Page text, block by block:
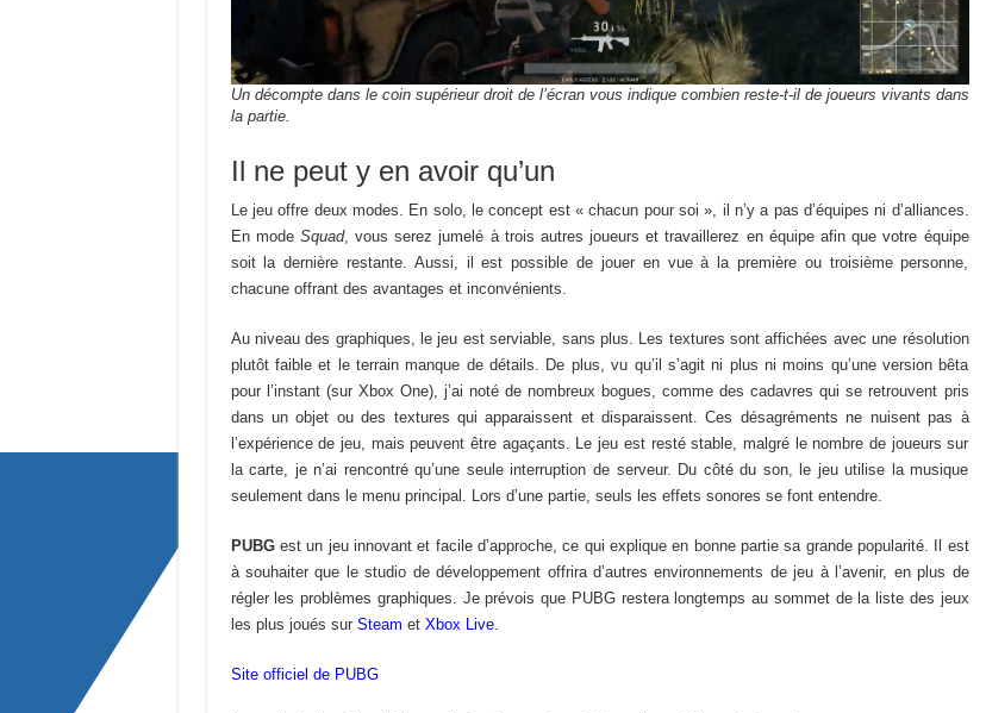
Un décompte dans le coin supérieur droit de l’écran vous indique combien reste-t-il de joueurs vivants dans
la partie.
Il ne peut y en avoir qu’un
Le jeu offre deux modes. En solo, le concept est « chacun pour soi », il n’y a pas d’équipes ni d’alliances.
En mode Squad, vous serez jumelé à trois autres joueurs et travaillerez en équipe afin que votre équipe
soit la dernière restante. Aussi, il est possible de jouer en vue à la première ou troisième personne,
chacune offrant des avantages et inconvénients.
Au niveau des graphiques, le jeu est serviable, sans plus. Les textures sont affichées avec une résolution
plutôt faible et le terrain manque de détails. De plus, vu qu’il s’agit ni plus ni moins qu’une version bêta
pour l’instant (sur Xbox One), j’ai noté de nombreux bogues, comme des cadavres qui se retrouvent pris
dans un objet ou des textures qui apparaissent et disparaissent. Ces désagréments ne nuisent pas à
l’expérience de jeu, mais peuvent être agaçants. Le jeu est resté stable, malgré le nombre de joueurs sur
la carte, je n’ai rencontré qu’une seule interruption de serveur. Du côté du son, le jeu utilise la musique
seulement dans le menu principal. Lors d’une partie, seuls les effets sonores se font entendre.
PUBGest un jeu innovant et facile d’approche, ce qui explique en bonne partie sa grande popularité. Il est
à souhaiter que le studio de développement offrira d’autres environnements de jeu à l’avenir, en plus de
régler les problèmes graphiques. Je prévois que PUBG restera longtemps au sommet de la liste des jeux
les plus joués sur Steam et Xbox Live.
Site officiel de PUBG